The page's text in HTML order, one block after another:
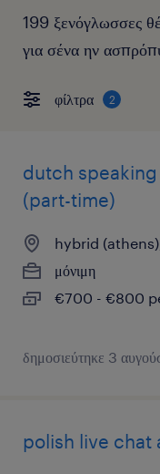
199 ξενόγλωσσες
για σένα ην
φίλτρα 2
dutch
(part-time)
hybrid
μόνιμη
€700 - €800
δημοσιεύτηκε 3
polish live chat